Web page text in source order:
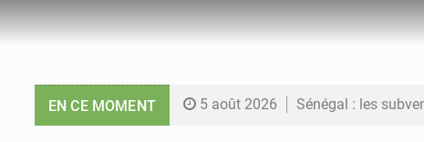
EN CE MOMENT 5 août 2026 Sénégal : les subventions à l’énergie